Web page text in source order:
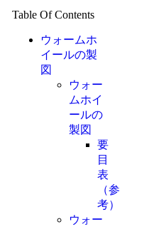
Table Of Contents
ウォームホ
イールの製
図
ウォー
ムホイ
ールの
製図
要
目
表
（参
考）
ウォー